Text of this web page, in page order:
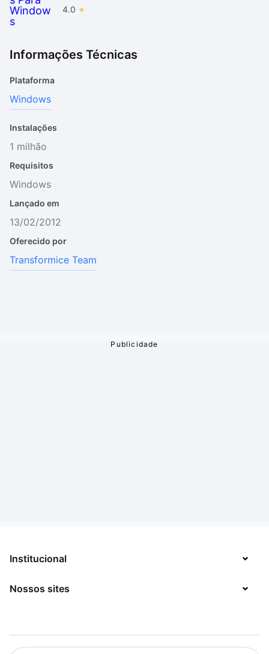
4.0
Informações Técnicas
Plataforma
Windows
Instalações
1 milhão
Requisitos
Windows
Lançado em
13/02/2012
Oferecido por
Transformice Team
Institucional
Sobre
Jobs
Nossos sites